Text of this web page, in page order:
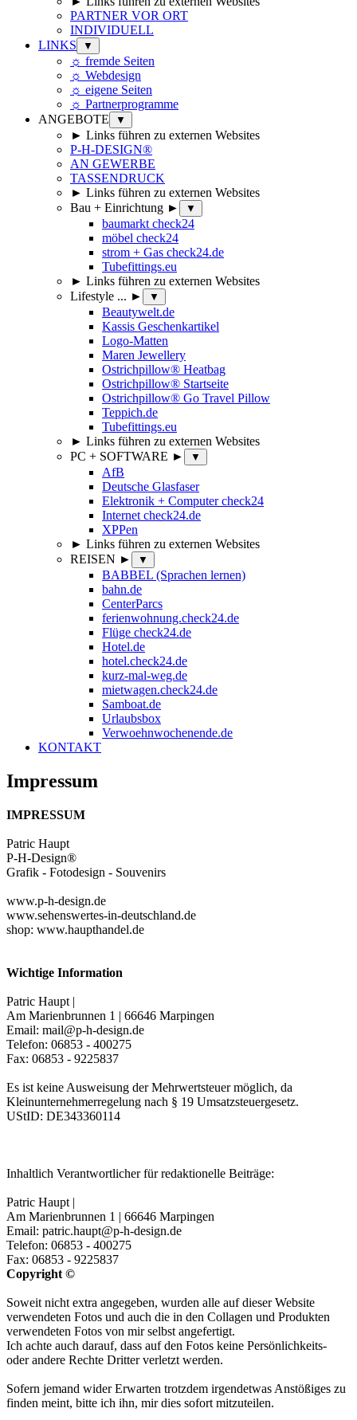
PARTNER VOR ORT
INDIVIDUELL
LINKS
▼
☼ fremde Seiten
☼ Webdesign
☼ eigene Seiten
☼ Partnerprogramme
ANGEBOTE
▼
► Links führen zu externen Websites
P-H-DESIGN®
AN GEWERBE
TASSENDRUCK
► Links führen zu externen Websites
Bau + Einrichtung ►
▼
baumarkt check24
möbel check24
strom + Gas check24.de
Tubefittings.eu
► Links führen zu externen Websites
Lifestyle ... ►
▼
Beautywelt.de
Kassis Geschenkartikel
Logo-Matten
Maren Jewellery
Ostrichpillow® Heatbag
Ostrichpillow® Startseite
Ostrichpillow® Go Travel Pillow
Teppich.de
Tubefittings.eu
► Links führen zu externen Websites
PC + SOFTWARE ►
▼
AfB
Deutsche Glasfaser
Elektronik + Computer check24
Internet check24.de
XPPen
► Links führen zu externen Websites
REISEN ►
▼
BABBEL (Sprachen lernen)
bahn.de
CenterParcs
ferienwohnung.check24.de
Flüge check24.de
Hotel.de
hotel.check24.de
kurz-mal-weg.de
mietwagen.check24.de
Samboat.de
Urlaubsbox
Verwoehnwochenende.de
KONTAKT
Impressum
IMPRESSUM
Patric Haupt
P-H-Design®
Grafik - Fotodesign - Souvenirs
www.p-h-design.de
www.sehenswertes-in-deutschland.de
shop: www.haupthandel.de
Wichtige Information
Patric Haupt |
Am Marienbrunnen 1 | 66646 Marpingen
Email: mail@p-h-design.de
Telefon: 06853 - 400275
Fax: 06853 - 9225837
Es ist keine Ausweisung der Mehrwertsteuer möglich, da
Kleinunternehmerregelung nach § 19 Umsatzsteuergesetz.
UStID: DE343360114
Inhaltlich Verantwortlicher für redaktionelle Beiträge:
Patric Haupt |
Am Marienbrunnen 1 | 66646 Marpingen
Email: patric.haupt@p-h-design.de
Telefon: 06853 - 400275
Fax: 06853 - 9225837
Copyright ©
Soweit nicht extra angegeben, wurden alle auf dieser Website
verwendeten Fotos und auch die in den Collagen und Produkten
verwendeten Fotos von mir selbst angefertigt.
Ich achte auch darauf, dass auf den Fotos keine Persönlichkeits-
oder andere Rechte Dritter verletzt werden.
Sofern jemand wider Erwarten trotzdem irgendetwas Anstößiges zu
finden meint, bitte ich ihn, mir dies sofort mitzuteilen.